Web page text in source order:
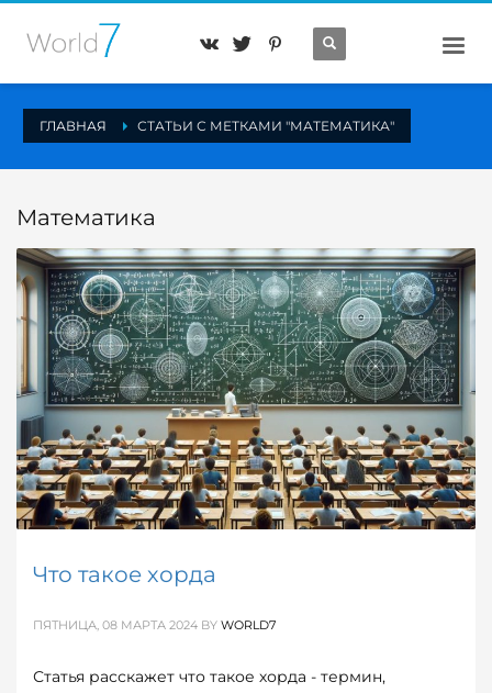
ГЛАВНАЯ СТАТЬИ С МЕТКАМИ "МАТЕМАТИКА"
Математика
Что такое хорда
ПЯТНИЦА, 08 МАРТА 2024 BY WORLD7
Статья расскажет что такое хорда - термин,